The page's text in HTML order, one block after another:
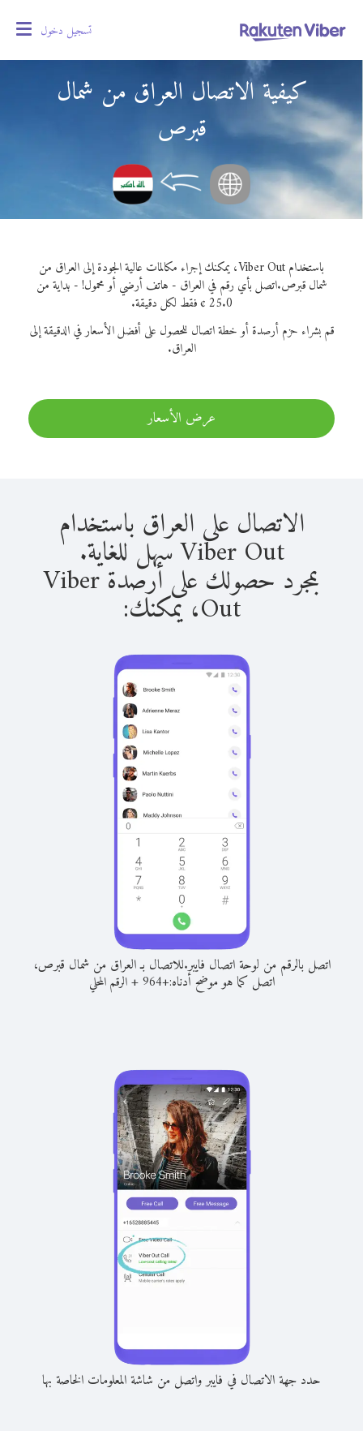
تسجيل دخول
كيفية الاتصال العراق من شمال
قبرص
باستخدام Viber Out، يمكنك إجراء مكالمات عالية الجودة إلى العراق من
شمال قبرص.اتصل بأي رقم في العراق - هاتف أرضي أو محمول! - بداية من
25.0 ¢ فقط لكل دقيقة.
قم بشراء حزم أرصدة أو خطة اتصال للحصول على أفضل الأسعار في الدقيقة إلى
العراق.
عرض الأسعار
الاتصال على العراق باستخدام
Viber Out سهل للغاية.
بمجرد حصولك على أرصدة Viber
Out، يمكنك:
اتصل بالرقم من لوحة اتصال فايبر.للاتصال بـ العراق من شمال قبرص،
اتصل كما هو موضح أدناه:+
964
+الرقم المحلي
حدد جهة الاتصال في فايبر واتصل من شاشة المعلومات الخاصة بها